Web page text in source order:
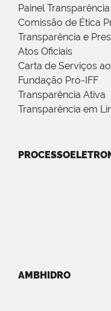
Painel Transparência
Comissão de Ética
Transparência e
Atos Oficiais
Carta de Serviços
Fundação Pró-IFF
Transparência Ativa
Transparência em
AMBHIDRO